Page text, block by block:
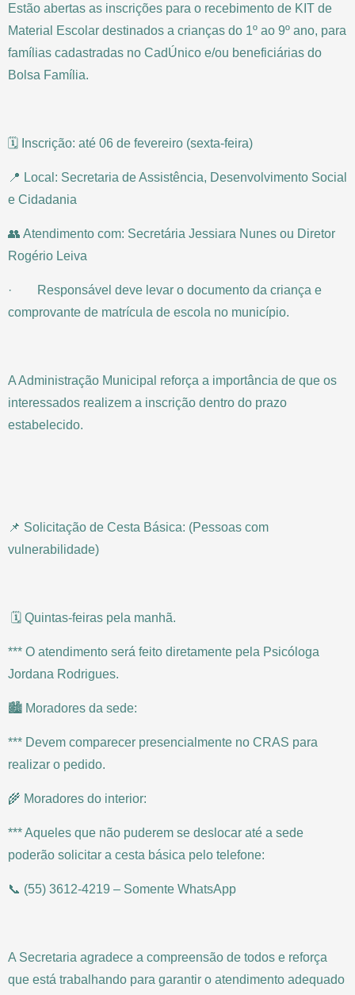
Estão abertas as inscrições para o recebimento de KIT de
Material Escolar destinados a crianças do 1º ao 9º ano, para
famílias cadastradas no CadÚnico e/ou beneficiárias do
Bolsa Família.
🗓 Inscrição: até 06 de fevereiro (sexta-feira)
📍 Local: Secretaria de Assistência, Desenvolvimento Social
e Cidadania
👥 Atendimento com: Secretária Jessiara Nunes ou Diretor
Rogério Leiva
· Responsável deve levar o documento da criança e
comprovante de matrícula de escola no município.
A Administração Municipal reforça a importância de que os
interessados realizem a inscrição dentro do prazo
estabelecido.
📌 Solicitação de Cesta Básica: (Pessoas com
vulnerabilidade)
🗓️ Quintas-feiras pela manhã.
*** O atendimento será feito diretamente pela Psicóloga
Jordana Rodrigues.
🏙️ Moradores da sede:
*** Devem comparecer presencialmente no CRAS para
realizar o pedido.
🌾 Moradores do interior:
*** Aqueles que não puderem se deslocar até a sede
poderão solicitar a cesta básica pelo telefone:
📞 (55) 3612-4219 – Somente WhatsApp
A Secretaria agradece a compreensão de todos e reforça
que está trabalhando para garantir o atendimento adequado